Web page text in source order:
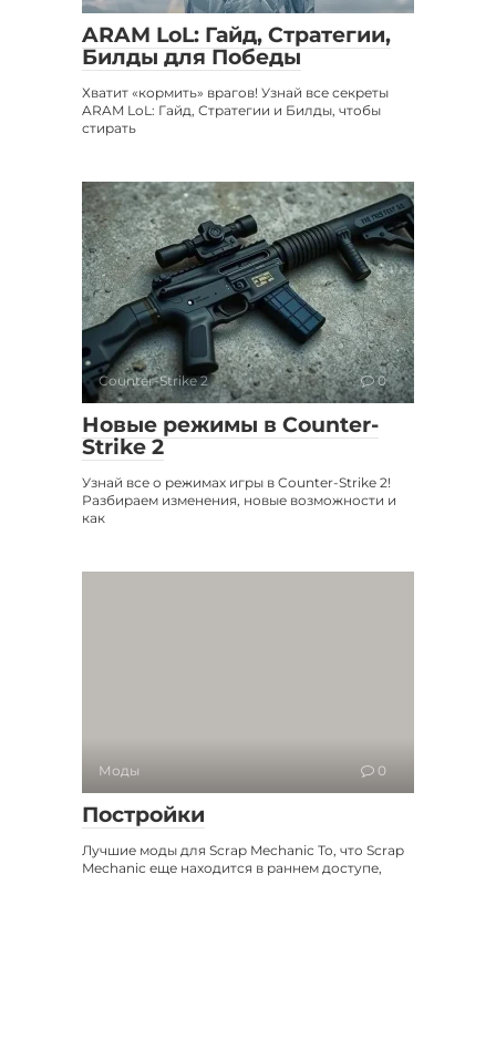
ARAM LoL: Гайд, Стратегии,
Билды для Победы
Хватит «кормить» врагов! Узнай все секреты
ARAM LoL: Гайд, Стратегии и Билды, чтобы
стирать
Counter-Strike 2 0
Новые режимы в Counter-
Strike 2
Узнай все о режимах игры в Counter-Strike 2!
Разбираем изменения, новые возможности и
как
Моды 0
Постройки
Лучшие моды для Scrap Mechanic То, что Scrap
Mechanic еще находится в раннем доступе,